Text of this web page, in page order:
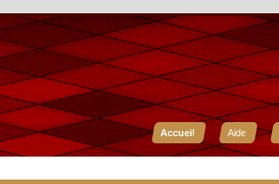
Accueil
Aide